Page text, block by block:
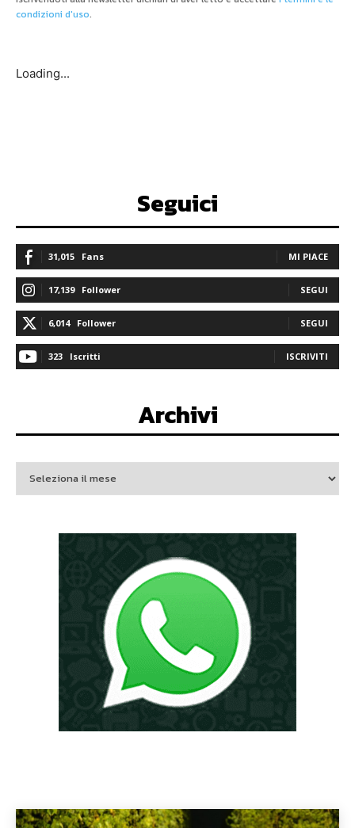
condizioni d'uso.
Loading...
Seguici
31,015 Fans MI PIACE
17,139 Follower SEGUI
6,014 Follower SEGUI
323 Iscritti ISCRIVITI
Archivi